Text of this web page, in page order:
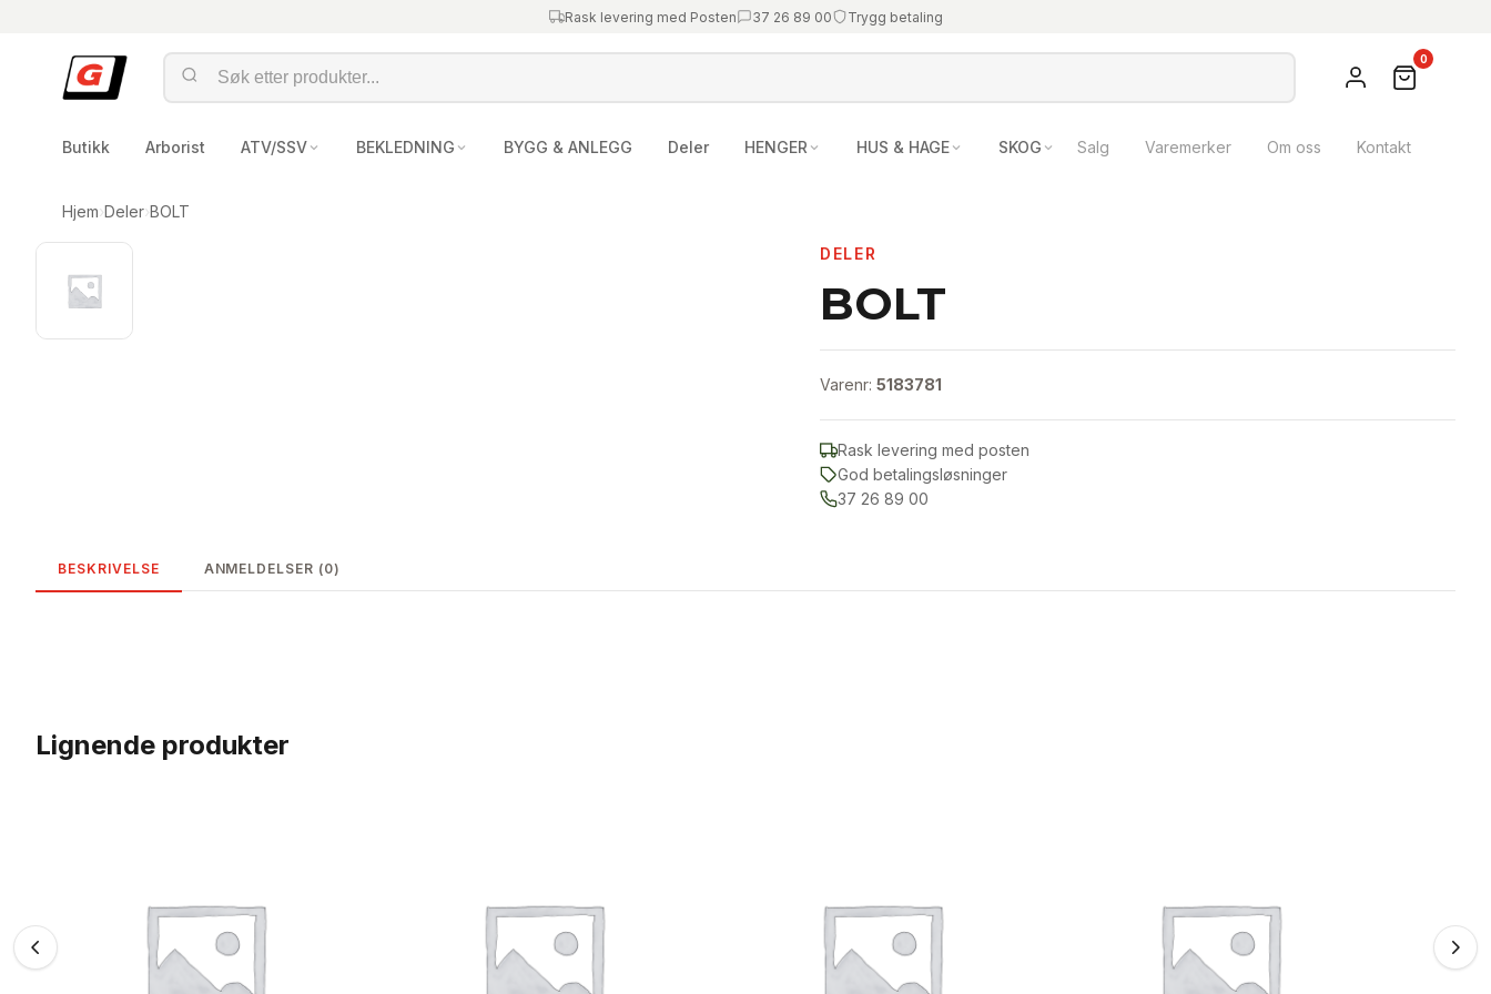
Rask levering med Posten 37 26 89 00 Trygg betaling
0
Butikk Arborist ATV/SSV BEKLEDNING BYGG & ANLEGG Deler HENGER HUS & HAGE SKOG Salg Varemerker Om oss Kontakt
Hjem›Deler›BOLT
DELER
BOLT
Varenr: 5183781
Rask levering med posten
God betalingsløsninger
37 26 89 00
BESKRIVELSE ANMELDELSER (0)
Lignende produkter